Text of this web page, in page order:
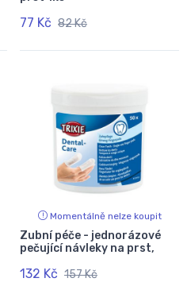
77 Kč 82 Kč
Momentálně nelze koupit
Zubní péče - jednorázové
pečující návleky na prst,
132 Kč 157 Kč